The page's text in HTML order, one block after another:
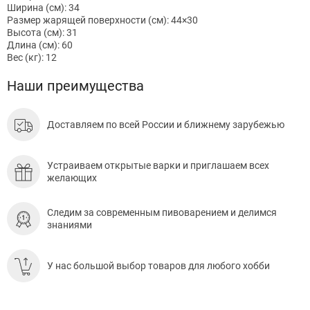
Ширина (см): 34
Размер жарящей поверхности (см): 44×30
Высота (см): 31
Длина (см): 60
Вес (кг): 12
Наши преимущества
Доставляем по всей России и ближнему зарубежью
Устраиваем открытые варки и приглашаем всех
желающих
Следим за современным пивоварением и делимся
знаниями
У нас большой выбор товаров для любого хобби